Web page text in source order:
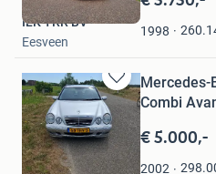
Mijn
Favorieten1998
ILK TRR BV
Eesveen
Bewaren
in
Mijn
Favorieten
Mercedes-
Combi
€ 5.000,-
2002
Martijn